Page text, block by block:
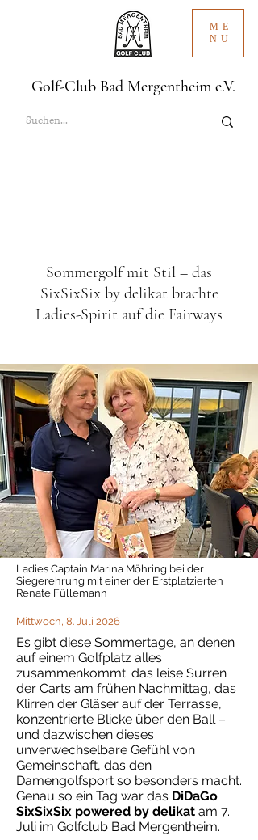
ME
NU
Golf-Club Bad Mergentheim e.V.
Sommergolf mit Stil – das
SixSixSix by delikat brachte
Ladies-Spirit auf die Fairways
Ladies Captain Marina Möhring bei der
Siegerehrung mit einer der Erstplatzierten
Renate Füllemann
Mittwoch, 8. Juli 2026
Es gibt diese Sommertage, an denen
auf einem Golfplatz alles
zusammenkommt: das leise Surren
der Carts am frühen Nachmittag, das
Klirren der Gläser auf der Terrasse,
konzentrierte Blicke über den Ball –
und dazwischen dieses
unverwechselbare Gefühl von
Gemeinschaft, das den
Damengolfsport so besonders macht.
Genau so ein Tag war das DiDaGo
SixSixSix powered by delikat am 7.
Juli im Golfclub Bad Mergentheim.